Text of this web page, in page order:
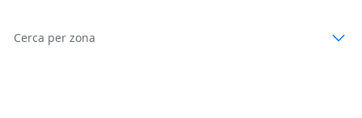
Cerca per zona